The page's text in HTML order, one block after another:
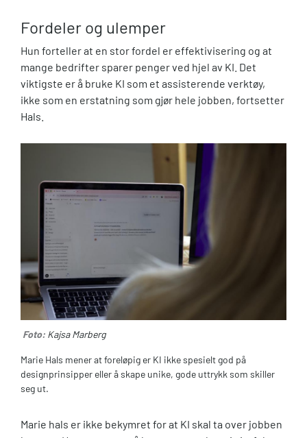
Fordeler og ulemper
Hun forteller at en stor fordel er effektivisering og at
mange bedrifter sparer penger ved hjel av KI. Det
viktigste er å bruke KI som et assisterende verktøy,
ikke som en erstatning som gjør hele jobben, fortsetter
Hals.
Foto: Kajsa Marberg
Marie Hals mener at foreløpig er KI ikke spesielt god på
designprinsipper eller å skape unike, gode uttrykk som skiller
seg ut.
Marie hals er ikke bekymret for at KI skal ta over jobben